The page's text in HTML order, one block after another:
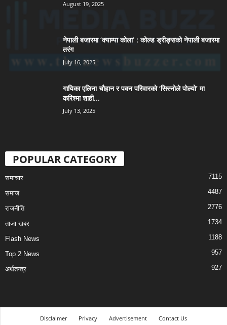
August 19, 2025
नेपाली बजारमा ‘क्याम्पा कोला’ : कोल्ड ड्रीङ्सको नेपाली बजारमा
तरंग
July 16, 2025
गायिका एलिना चौहान र पवन परिवारको ‘सिस्नोले पोल्यो’ मा
करिश्मा शाही...
July 13, 2025
POPULAR CATEGORY
समाचार 7115
समाज 4487
राजनीति 2776
ताजा खबर 1734
Flash News 1188
Top 2 News 957
अर्थतन्त्र 927
Disclaimer Privacy Advertisement Contact Us